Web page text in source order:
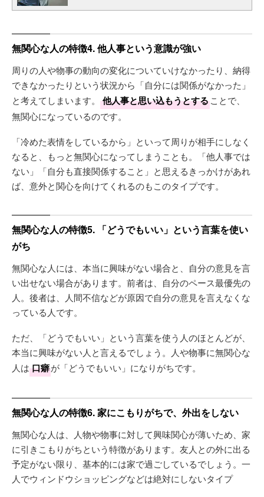
無関心な人の特徴4. 他人事という意識が強い
周りの人や物事の動向の変化についていけなかったり、納得
できなかったりという状況から「自分には関係がなかった」
と考えてしまいます。
他人事と思い込もうとすることで、
無関心になっているのです。
「冷めた表情をしているから」といって周りが相手にしなく
なると、もっと無関心になってしまうことも。「他人事では
ない」「自分も直接関係すること」と思えるきっかけがあれ
ば、意外と関心を向けてくれるのもこのタイプです。
無関心な人の特徴5. 「どうでもいい」という言葉を使い
がち
無関心な人には、本当に興味がない場合と、自分の意見を言
い出せない場合があります。前者は、自分のペース最優先の
人。後者は、人間不信などが原因で自分の意見を言えなくな
っている人です。
ただ、「どうでもいい」という言葉を使う人のほとんどが、
本当に興味がない人と言えるでしょう。人や物事に無関心な
人は 口癖が「どうでもいい」になりがちです。
無関心な人の特徴6. 家にこもりがちで、外出をしない
無関心な人は、人物や物事に対して興味関心が薄いため、家
に引きこもりがちという特徴があります。友人との外に出る
予定がない限り、基本的には家で過ごしているでしょう。一
人でウィンドウショッピングなどは絶対にしないタイプ